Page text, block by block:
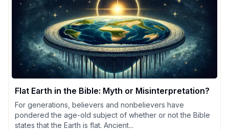
Flat Earth in the Bible: Myth or Misinterpretation?
For generations, believers and nonbelievers have
pondered the age-old subject of whether or not the Bible
states that the Earth is flat. Ancient...